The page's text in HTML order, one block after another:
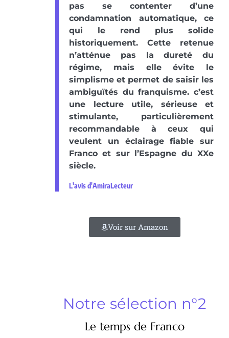
pas se contenter d’une
condamnation automatique, ce
qui le rend plus solide
historiquement. Cette retenue
n’atténue pas la dureté du
régime, mais elle évite le
simplisme et permet de saisir les
ambiguïtés du franquisme. c’est
une lecture utile, sérieuse et
stimulante, particulièrement
recommandable à ceux qui
veulent un éclairage fiable sur
Franco et sur l’Espagne du XXe
siècle.
L'avis d'AmiraLecteur
Voir sur Amazon
Notre sélection n°2
Le temps de Franco